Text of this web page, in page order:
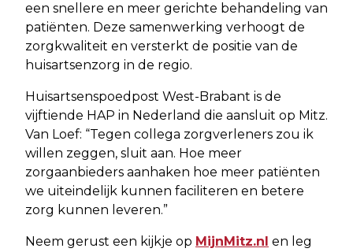
een snellere en meer gerichte behandeling van
patiënten. Deze samenwerking verhoogt de
zorgkwaliteit en versterkt de positie van de
huisartsenzorg in de regio.
Huisartsenspoedpost West-Brabant is de
vijftiende HAP in Nederland die aansluit op Mitz.
Van Loef: “Tegen collega zorgverleners zou ik
willen zeggen, sluit aan. Hoe meer
zorgaanbieders aanhaken hoe meer patiënten
we uiteindelijk kunnen faciliteren en betere
zorg kunnen leveren.”
Neem gerust een kijkje op MijnMitz.nl en leg